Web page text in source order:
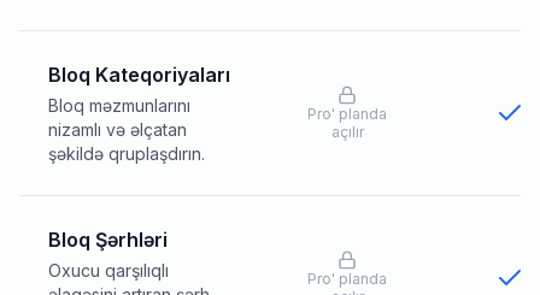
Bloq Kateqoriyaları
Bloq məzmunlarını
nizamlı və əlçatan
şəkildə qruplaşdırın.
Pro' planda
açılır
Bloq Şərhləri
Oxucu qarşılıqlı
Pro' planda